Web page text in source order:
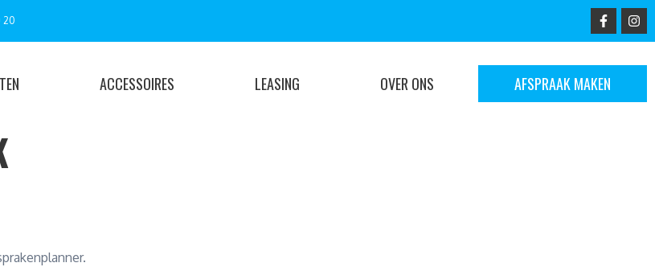
20
ACCESSOIRES LEASING OVER ONS AFSPRAAK MAKEN